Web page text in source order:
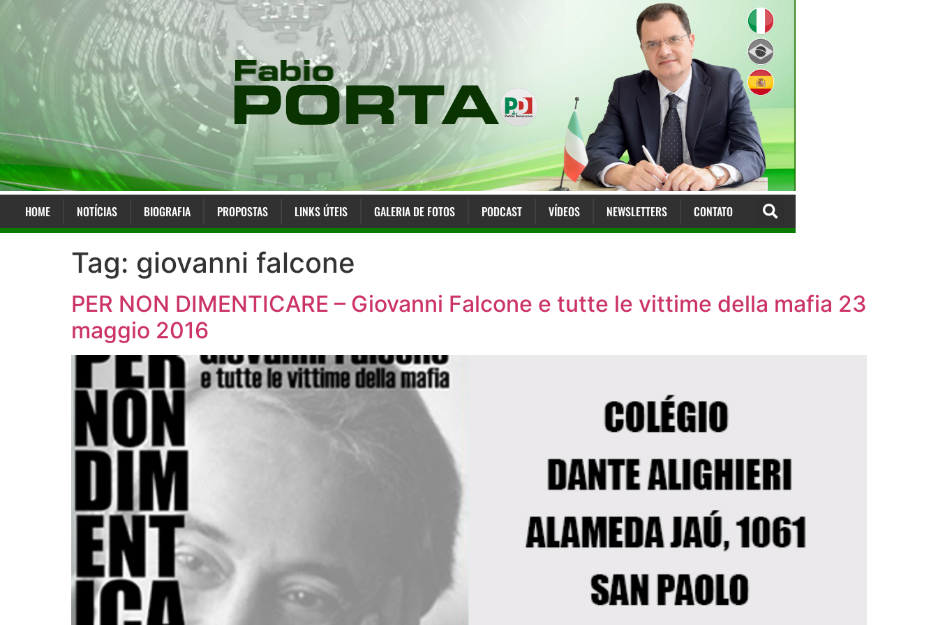
HOME NOTÍCIAS BIOGRAFIA PROPOSTAS LINKS ÚTEIS GALERIA DE FOTOS PODCAST VÍDEOS NEWSLETTERS CONTATO
Tag: giovanni falcone
PER NON DIMENTICARE – Giovanni Falcone e tutte le vittime della mafia 23
maggio 2016